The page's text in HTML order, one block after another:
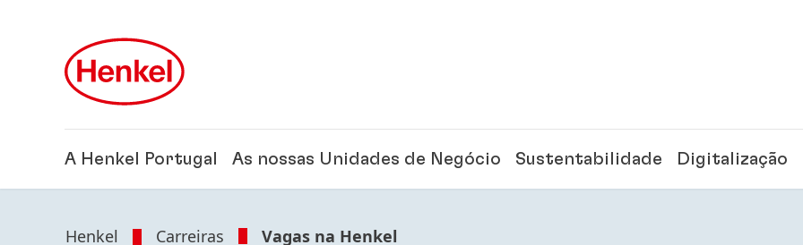
A Henkel Portugal As nossas Unidades de Negócio Sustentabilidade Digitalização
Henkel Carreiras Vagas na Henkel